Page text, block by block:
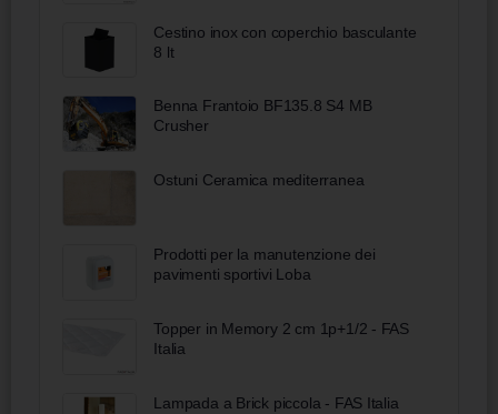
Cestino inox con coperchio basculante
8 lt
Benna Frantoio BF135.8 S4 MB
Crusher
Ostuni Ceramica mediterranea
Prodotti per la manutenzione dei
pavimenti sportivi Loba
Topper in Memory 2 cm 1p+1/2 - FAS
Italia
Lampada a Brick piccola - FAS Italia